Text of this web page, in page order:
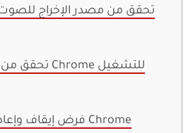
5. فرض إيقاف وإعادة تشغيل Chrome